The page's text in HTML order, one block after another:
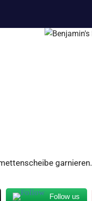
garnieren.
Follow us